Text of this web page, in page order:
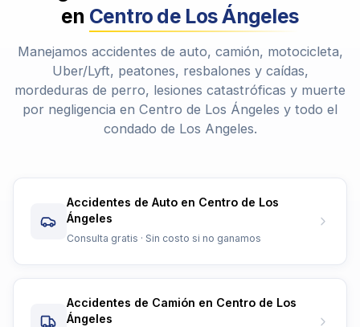
en Centro de Los Ángeles
Manejamos accidentes de auto, camión, motocicleta,
Uber/Lyft, peatones, resbalones y caídas,
mordeduras de perro, lesiones catastróficas y muerte
por negligencia en Centro de Los Ángeles y todo el
condado de Los Angeles.
Accidentes de Auto en Centro de Los
Ángeles
Consulta gratis · Sin costo si no ganamos
Accidentes de Camión en Centro de Los
Ángeles